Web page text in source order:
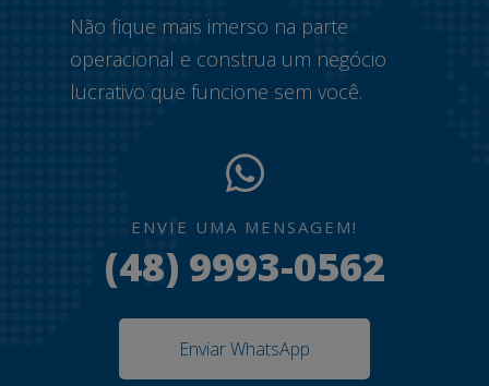
Não fique mais imerso na parte
operacional e construa um negócio
lucrativo que funcione sem você.
ENVIE UMA MENSAGEM!
(48) 9993-0562
Enviar WhatsApp